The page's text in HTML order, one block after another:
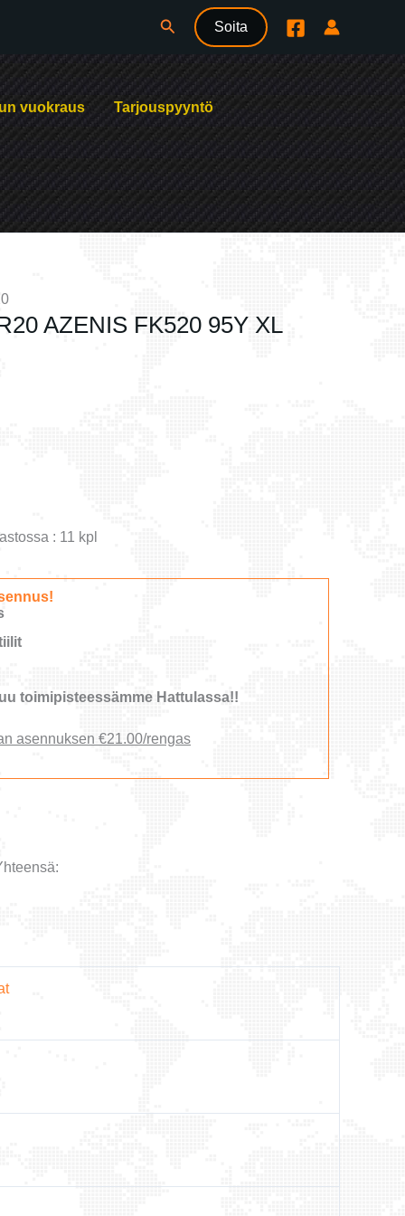
Hae Soita
vuokraus Tarjouspyyntö
AZENIS FK520 95Y XL
: 11 kpl
toimipisteessämme Hattulassa!!
asennuksen €21.00/rengas